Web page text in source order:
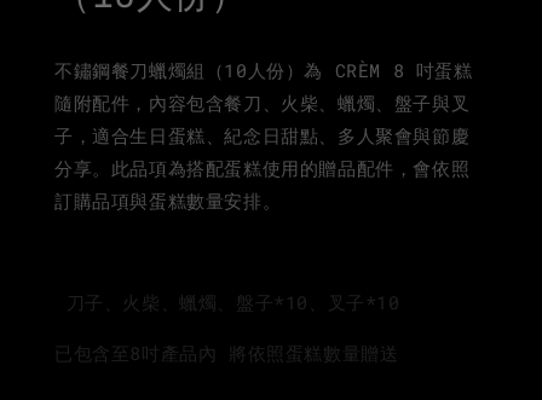
不鏽鋼餐刀蠟燭組（10人份）為 CRÈM 8 吋蛋糕
隨附配件，內容包含餐刀、火柴、蠟燭、盤子與叉
子，適合生日蛋糕、紀念日甜點、多人聚會與節慶
分享。此品項為搭配蛋糕使用的贈品配件，會依照
訂購品項與蛋糕數量安排。
刀子、火柴、蠟燭、盤子*10、叉子*10
已包含至8吋產品內 將依照蛋糕數量贈送